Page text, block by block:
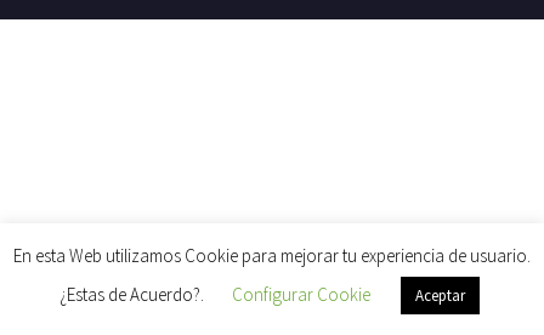
En esta Web utilizamos Cookie para mejorar tu experiencia de usuario.
¿Estas de Acuerdo?.
Configurar Cookie Aceptar